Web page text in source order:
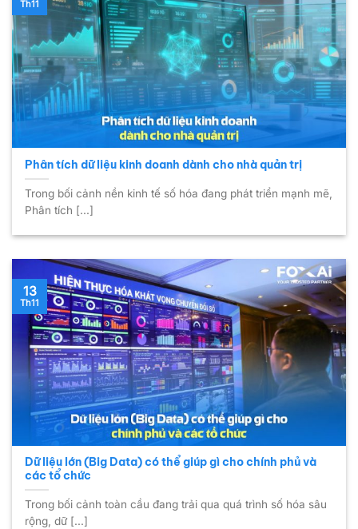
Phân tích dữ liệu kinh doanh dành cho nhà quản trị
Trong bối cảnh nền kinh tế số hóa đang phát triển mạnh mẽ,
Phân tích [...]
Th11
Dữ liệu lớn (Big Data) có thể giúp gì cho chính phủ và
các tổ chức
Trong bối cảnh toàn cầu đang trải qua quá trình số hóa sâu
rộng, dữ [...]
13
Th11